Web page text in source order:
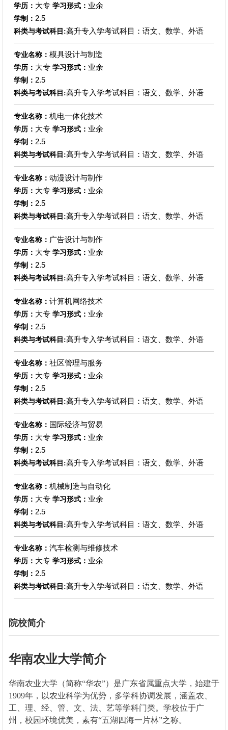
学历： 大专 学习形式： 业余
学制： 2.5
科类与考试科目:高升专入学考试科目：语文、数学、外语
专业名称： 模具设计与制造
学历： 大专 学习形式： 业余
学制： 2.5
科类与考试科目:高升专入学考试科目：语文、数学、外语
专业名称： 机电一体化技术
学历： 大专 学习形式： 业余
学制： 2.5
科类与考试科目:高升专入学考试科目：语文、数学、外语
专业名称： 动漫设计与制作
学历： 大专 学习形式： 业余
学制： 2.5
科类与考试科目:高升专入学考试科目：语文、数学、外语
专业名称： 广告设计与制作
学历： 大专 学习形式： 业余
学制： 2.5
科类与考试科目:高升专入学考试科目：语文、数学、外语
专业名称： 计算机网络技术
学历： 大专 学习形式： 业余
学制： 2.5
科类与考试科目:高升专入学考试科目：语文、数学、外语
专业名称： 社区管理与服务
学历： 大专 学习形式： 业余
学制： 2.5
科类与考试科目:高升专入学考试科目：语文、数学、外语
专业名称： 国际经济与贸易
学历： 大专 学习形式： 业余
学制： 2.5
科类与考试科目:高升专入学考试科目：语文、数学、外语
专业名称： 机械制造与自动化
学历： 大专 学习形式： 业余
学制： 2.5
科类与考试科目:高升专入学考试科目：语文、数学、外语
专业名称： 汽车检测与维修技术
学历： 大专 学习形式： 业余
学制： 2.5
科类与考试科目:高升专入学考试科目：语文、数学、外语
院校简介
华南农业大学简介
华南农业大学（简称“华农”）是广东省属重点大学，始建于
1909年，以农业科学为优势，多学科协调发展，涵盖农、
工、理、经、管、文、法、艺等学科门类。学校位于广
州，校园环境优美，素有“五湖四海一片林”之称。